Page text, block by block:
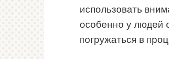
использовать
особенно у людей
погружаться в